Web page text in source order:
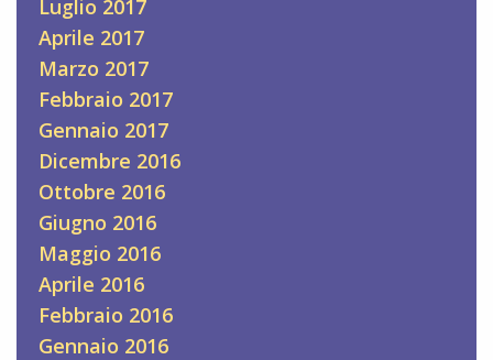
Luglio 2017
Aprile 2017
Marzo 2017
Febbraio 2017
Gennaio 2017
Dicembre 2016
Ottobre 2016
Giugno 2016
Maggio 2016
Aprile 2016
Febbraio 2016
Gennaio 2016